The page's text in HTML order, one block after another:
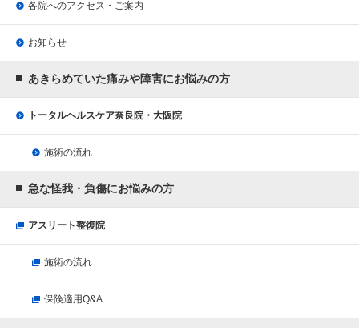
各院へのアクセス・ご案内
お知らせ
あきらめていた痛みや障害にお悩みの方
トータルヘルスケア奈良院・大阪院
施術の流れ
急な怪我・負傷にお悩みの方
アスリート整復院
施術の流れ
保険適用Q&A